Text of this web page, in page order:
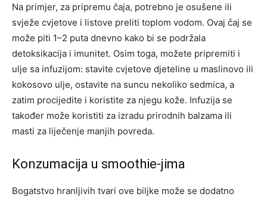
Na primjer, za pripremu čaja, potrebno je osušene ili
svježe cvjetove i listove preliti toplom vodom. Ovaj čaj se
može piti 1–2 puta dnevno kako bi se podržala
detoksikacija i imunitet. Osim toga, možete pripremiti i
ulje sa infuzijom: stavite cvjetove djeteline u maslinovo ili
kokosovo ulje, ostavite na suncu nekoliko sedmica, a
zatim procijedite i koristite za njegu kože. Infuzija se
također može koristiti za izradu prirodnih balzama ili
masti za liječenje manjih povreda.
Konzumacija u smoothie-jima
Bogatstvo hranljivih tvari ove biljke može se dodatno